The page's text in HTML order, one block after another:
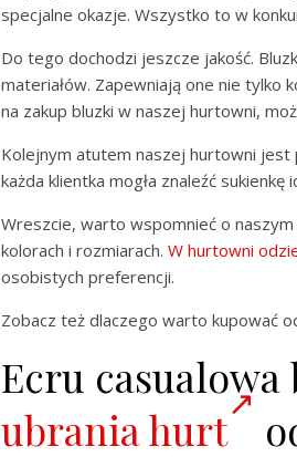
specjalne okazje. Wszystko to w
Do tego dochodzi jeszcze jakość.
materiałów. Zapewniają one nie tylko
na zakup bluzki w naszej hurtowni,
Kolejnym atutem naszej hurtowni jest
każda klientka mogła znaleźć
Wreszcie, warto wspomnieć o
kolorach i rozmiarach. W hurtowni
osobistych preferencji.
Zobacz też dlaczego warto kupować
Ecru
ubrania hurt